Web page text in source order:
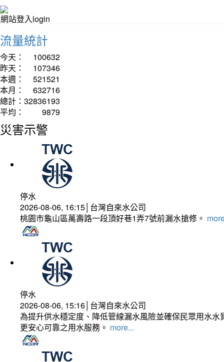
網站登入login
流量統計
今天：
100632
昨天：
107346
本週：
521521
本月：
632716
總計： 32836193
平均：
9879
災害示警
停水
2026-08-06, 16:15│台灣自來水公司
桃園市龜山區萬壽路一段頂好巷1弄7號前漏水搶修。
停水
2026-08-06, 15:16│台灣自來水公司
為提升供水穩定度、降低管線漏水風險並確保民眾用水
更安心可靠之用水服務。 more...